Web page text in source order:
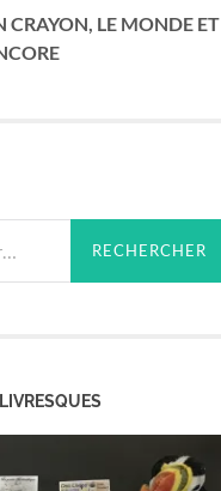
CRAYON, LE MONDE ET